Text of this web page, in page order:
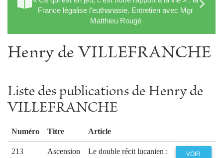
France légalise l'euthanasie. Entretien avec Mgr
Matthieu Rougé
Henry de VILLEFRANCHE
Liste des publications de Henry de
VILLEFRANCHE
Numéro Titre Article
213
Ascension
Le double récit lucanien :
VOIR